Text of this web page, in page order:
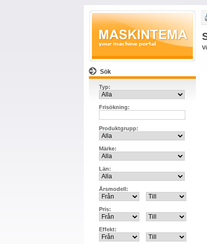
Sök
Typ:
Frisökning:
Produktgrupp:
Märke:
Län:
Årsmodell:
Pris:
Effekt: